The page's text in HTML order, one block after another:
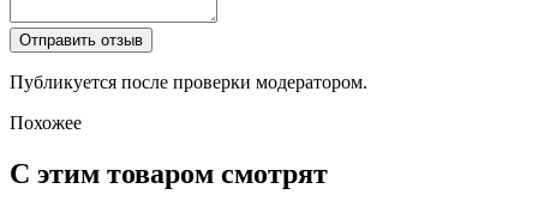
Отправить отзыв
Публикуется после проверки модератором.
Похожее
С этим товаром смотрят